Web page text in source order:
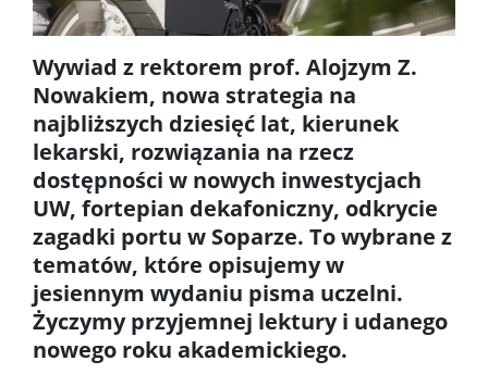
Regulaminy/zasady
Procedura przewodu doktorskiego
Ubezpieczenie zdrowotne
Dokumenty do pobrania
Pracownicy
Intranet
Wywiad z rektorem prof. Alojzym Z.
Nowakiem, nowa strategia na
najbliższych dziesięć lat, kierunek
lekarski, rozwiązania na rzecz
dostępności w nowych inwestycjach
UW, fortepian dekafoniczny, odkrycie
zagadki portu w Soparze. To wybrane z
tematów, które opisujemy w
jesiennym wydaniu pisma uczelni.
Życzymy przyjemnej lektury i udanego
nowego roku akademickiego.